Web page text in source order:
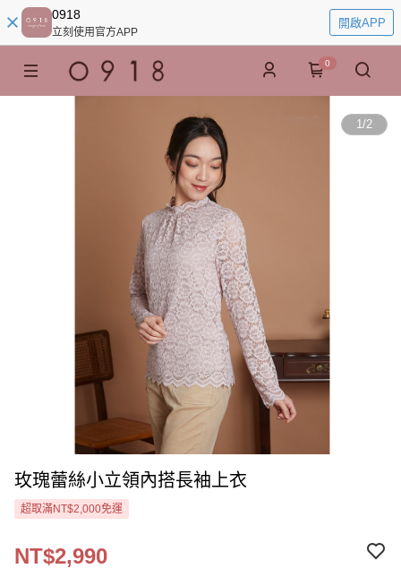
0918
立刻使用官方APP
開啟APP
0
1/2
玫瑰蕾絲小立領內搭長袖上衣
超取滿NT$2,000免運
NT$2,990